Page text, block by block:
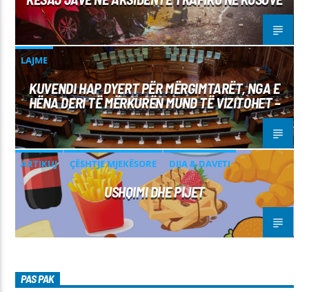
LAJME
KUVENDI HAP DYERT PËR MËRGIMTARËT, NGA E
HËNA DERI TË MËRKURËN MUND TË VIZITOHET –
ARTIKUJ ÇËSHTJE MJEKËSORE DIJA & DAVETI
USHQIMI DHE PIJET
PAS PAK